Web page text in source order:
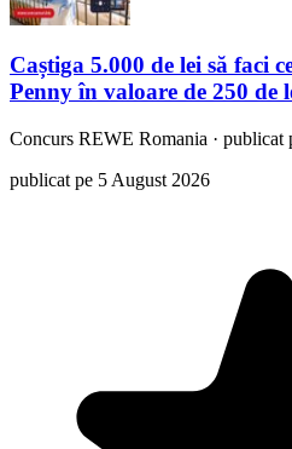
Caștiga 5.000 de lei să faci
Penny în valoare de 250 de
Concurs REWE Romania · publicat
publicat pe 5 August 2026